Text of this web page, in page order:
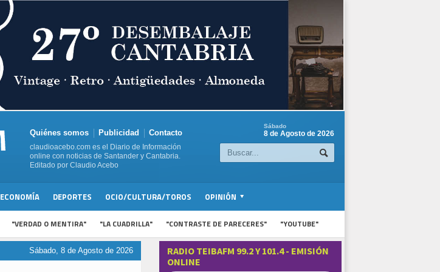
Quiénes somos Publicidad Contacto
claudioacebo.com es el Diario de Información
online con noticias de Santander y Cantabria.
Editado por Claudio Acebo
Sábado
8 de Agosto de 2026
ECONOMÍA DEPORTES OCIO/CULTURA/TOROS OPINIÓN
"VERDAD O MENTIRA" "LA CUADRILLA" "CONTRASTE DE PARECERES" "YOUTUBE"
Sábado, 8 de Agosto de 2026
RADIO TEIBAFM 99.2 Y 101.4 - EMISIÓN
ONLINE